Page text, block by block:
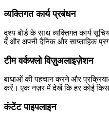
व्यक्तिगत कार्य प्रबंधन
दृश्य बोर्ड के साथ व्यक्तिगत कार्य
दें और अपनी दैनिक और साप्ताहिक
टीम वर्कफ़्लो विज़ुअलाइज़ेशन
बाधाओं की पहचान करने और
करें। एक नज़र में देखें कि हर कोई किस
कंटेंट पाइपलाइन